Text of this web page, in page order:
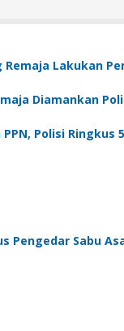
Lakukan
Diamankan
Polisi Ringkus
Pengedar Sabu